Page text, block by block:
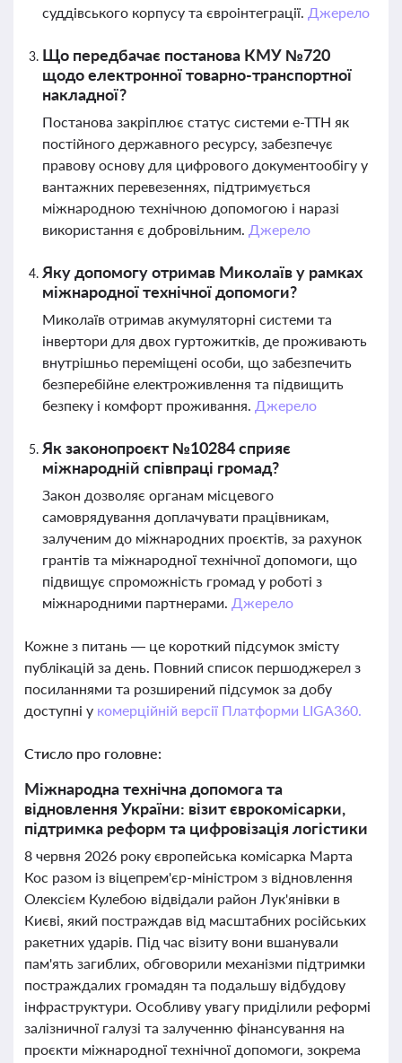
суддівського корпусу та євроінтеграції. Джерело
Що передбачає постанова КМУ №720
щодо електронної товарно-транспортної
накладної?
Постанова закріплює статус системи е-ТТН як
постійного державного ресурсу, забезпечує
правову основу для цифрового документообігу у
вантажних перевезеннях, підтримується
міжнародною технічною допомогою і наразі
використання є добровільним. Джерело
Яку допомогу отримав Миколаїв у рамках
міжнародної технічної допомоги?
Миколаїв отримав акумуляторні системи та
інвертори для двох гуртожитків, де проживають
внутрішньо переміщені особи, що забезпечить
безперебійне електроживлення та підвищить
безпеку і комфорт проживання. Джерело
Як законопроєкт №10284 сприяє
міжнародній співпраці громад?
Закон дозволяє органам місцевого
самоврядування доплачувати працівникам,
залученим до міжнародних проєктів, за рахунок
грантів та міжнародної технічної допомоги, що
підвищує спроможність громад у роботі з
міжнародними партнерами. Джерело
Кожне з питань — це короткий підсумок змісту
публікацій за день. Повний список першоджерел з
посиланнями та розширений підсумок за добу
доступні у комерційній версії Платформи LIGA360.
Стисло про головне:
Міжнародна технічна допомога та
відновлення України: візит єврокомісарки,
підтримка реформ та цифровізація логістики
8 червня 2026 року європейська комісарка Марта
Кос разом із віцепрем'єр-міністром з відновлення
Олексієм Кулебою відвідали район Лук'янівки в
Києві, який постраждав від масштабних російських
ракетних ударів. Під час візиту вони вшанували
пам'ять загиблих, обговорили механізми підтримки
постраждалих громадян та подальшу відбудову
інфраструктури. Особливу увагу приділили реформі
залізничної галузі та залученню фінансування на
проєкти міжнародної технічної допомоги, зокрема